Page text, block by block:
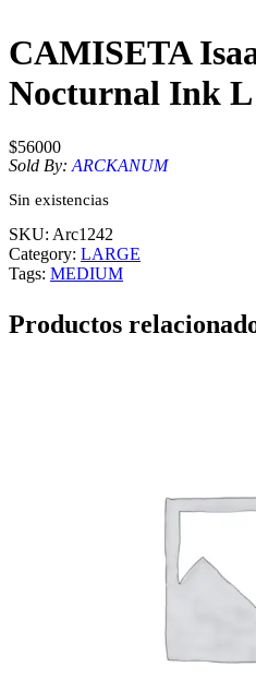
CAMISETA
Nocturnal Ink
$56000
Sold By: ARCKANUM
Sin existencias
SKU: Arc1242
Category: LARGE
Tags: MEDIUM
Productos